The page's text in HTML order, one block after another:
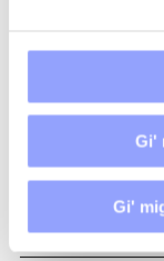
Gi'
Gi'